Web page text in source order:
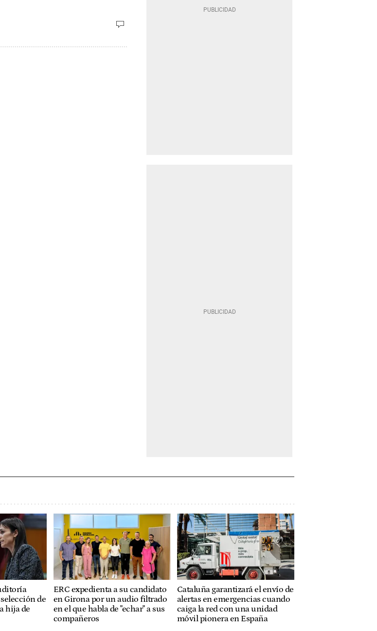
de
hija de
ERC expedienta a su candidato
en Girona por un audio filtrado
en el que habla de "echar" a sus
compañeros
Cataluña garantizará el envío de
alertas en emergencias cuando
caiga la red con una unidad
móvil pionera en España